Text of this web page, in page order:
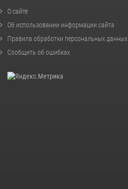
О сайте
Об использовании информации сайта
Правила обработки персональных данных
Сообщить об ошибках